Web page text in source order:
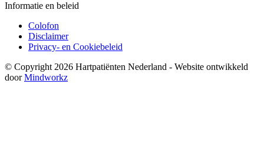
Informatie en beleid
Colofon
Disclaimer
Privacy- en Cookiebeleid
© Copyright 2026 Hartpatiënten Nederland - Website ontwikkeld
doorMindworkz